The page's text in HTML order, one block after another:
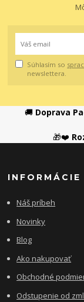
Súhlasím so
newslettera.
🚚 Doprava
🎁❤️
Náš príbeh
Novinky
Blog
Ako nakupovať
Obchodné
Odstupenie od